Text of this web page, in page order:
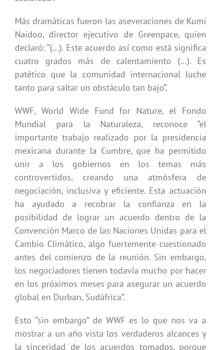
Más dramáticas fueron las aseveraciones de Kumi
Naidoo, director ejecutivo de Greenpace, quien
declaró: “(…). Este acuerdo así como está significa
cuatro grados más de calentamiento (…). Es
patético que la comunidad internacional luche
tanto para saltar un obstáculo tan bajo”.
WWF, World Wide Fund for Nature, el Fondo
Mundial para la Naturaleza, reconoce “el
importante trabajo realizado por la presidencia
mexicana durante la Cumbre, que ha permitido
unir a los gobiernos en los temas más
controvertidos, creando una atmósfera de
negociación, inclusiva y eficiente. Esta actuación
ha ayudado a recobrar la confianza en la
posibilidad de lograr un acuerdo dentro de la
Convención Marco de las Naciones Unidas para el
Cambio Climático, algo fuertemente cuestionado
antes del comienzo de la reunión. Sin embargo,
los negociadores tienen todavía mucho por hacer
en los próximos meses para asegurar un acuerdo
global en Durban, Sudáfrica”.
Esto “sin embargo” de WWF es lo que nos va a
mostrar a un año vista los verdaderos alcances y
la sinceridad de los acuerdos tomados, porque